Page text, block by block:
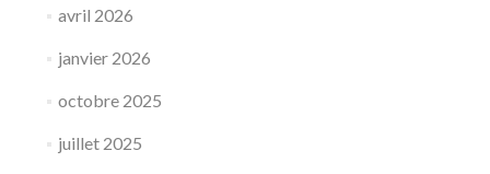
avril 2026
janvier 2026
octobre 2025
juillet 2025